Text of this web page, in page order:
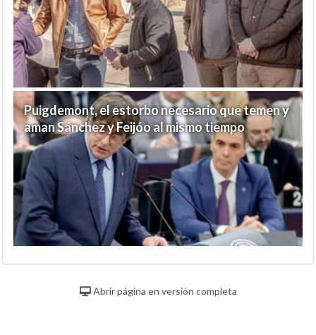
Puigdemont, el estorbo necesario que temen y
aman Sánchez y Feijóo al mismo tiempo
Abrir página en versión completa